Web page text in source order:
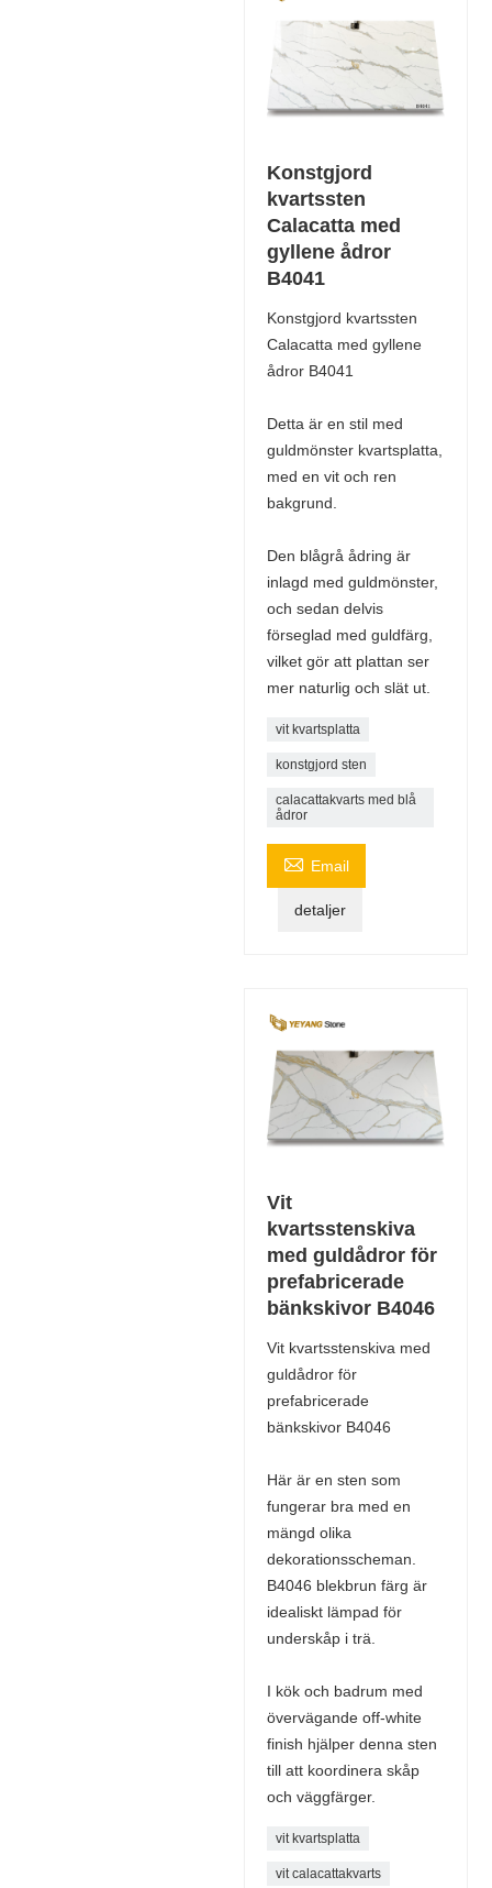
Konstgjord
kvartssten
Calacatta med
gyllene ådror
B4041
Konstgjord kvartssten
Calacatta med gyllene
ådror B4041
Detta är en stil med
guldmönster kvartsplatta,
med en vit och ren
bakgrund.
Den blågrå ådring är
inlagd med guldmönster,
och sedan delvis
förseglad med guldfärg,
vilket gör att plattan ser
mer naturlig och slät ut.
vit kvartsplatta
konstgjord sten
calacattakvarts med blå
ådror
 Email
detaljer
Vit
kvartsstenskiva
med guldådror för
prefabricerade
bänkskivor B4046
Vit kvartsstenskiva med
guldådror för
prefabricerade
bänkskivor B4046
Här är en sten som
fungerar bra med en
mängd olika
dekorationsscheman.
B4046 blekbrun färg är
idealiskt lämpad för
underskåp i trä.
I kök och badrum med
övervägande off-white
finish hjälper denna sten
till att koordinera skåp
och väggfärger.
vit kvartsplatta
vit calacattakvarts